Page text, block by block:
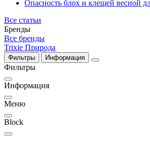
Опасность блох и клещей весной
Все статьи
Бренды
Все бренды
Trixie Природа
Фильтры Информация
Фильтры
Информация
Меню
Block